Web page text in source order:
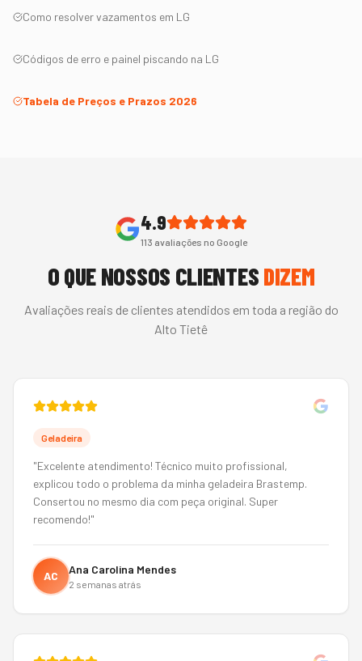
Como resolver vazamentos em LG
Códigos de erro e painel piscando na LG
Tabela de Preços e Prazos 2026
4.9
113 avaliações no Google
O QUE NOSSOS CLIENTESDIZEM
Avaliações reais de clientes atendidos em toda a região do
Alto Tietê
Geladeira
"Excelente atendimento! Técnico muito profissional,
explicou todo o problema da minha geladeira Brastemp.
Consertou no mesmo dia com peça original. Super
recomendo!"
AC Ana Carolina Mendes
2 semanas atrás